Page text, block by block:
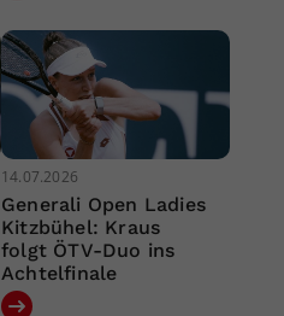
14.07.2026
Generali Open Ladies
Kitzbühel: Kraus
folgt ÖTV-Duo ins
Achtelfinale